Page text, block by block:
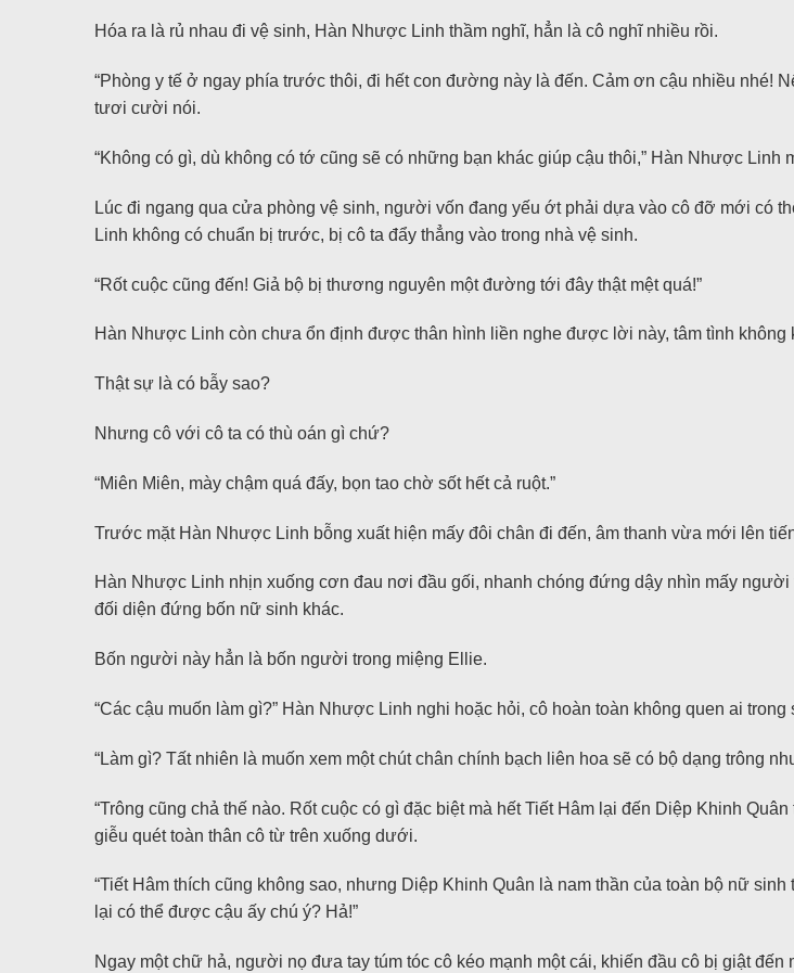
Hóa ra là rủ nhau đi vệ sinh, Hàn Nhược Linh thầm nghĩ, hẳn là cô nghĩ nhiều rồi.
“Phòng y tế ở ngay phía trước thôi, đi hết con đường này là đến. Cảm ơn cậu nhiều nhé!
tươi cười nói.
“Không có gì, dù không có tớ cũng sẽ có những bạn khác giúp cậu thôi,” Hàn Nhược Linh
Lúc đi ngang qua cửa phòng vệ sinh, người vốn đang yếu ớt phải dựa vào cô đỡ mới có
Linh không có chuẩn bị trước, bị cô ta đẩy thẳng vào trong nhà vệ sinh.
“Rốt cuộc cũng đến! Giả bộ bị thương nguyên một đường tới đây thật mệt quá!”
Hàn Nhược Linh còn chưa ổn định được thân hình liền nghe được lời này, tâm tình không
Thật sự là có bẫy sao?
Nhưng cô với cô ta có thù oán gì chứ?
“Miên Miên, mày chậm quá đấy, bọn tao chờ sốt hết cả ruột.”
Trước mặt Hàn Nhược Linh bỗng xuất hiện mấy đôi chân đi đến, âm thanh vừa mới lên
Hàn Nhược Linh nhịn xuống cơn đau nơi đầu gối, nhanh chóng đứng dậy nhìn mấy
đối diện đứng bốn nữ sinh khác.
Bốn người này hẳn là bốn người trong miệng Ellie.
“Các cậu muốn làm gì?” Hàn Nhược Linh nghi hoặc hỏi, cô hoàn toàn không quen ai
“Làm gì? Tất nhiên là muốn xem một chút chân chính bạch liên hoa sẽ có bộ dạng trông
“Trông cũng chả thế nào. Rốt cuộc có gì đặc biệt mà hết Tiết Hâm lại đến Diệp Khinh
giễu quét toàn thân cô từ trên xuống dưới.
“Tiết Hâm thích cũng không sao, nhưng Diệp Khinh Quân là nam thần của toàn bộ nữ
lại có thể được cậu ấy chú ý? Hả!”
Ngay một chữ hả, người nọ đưa tay túm tóc cô kéo mạnh một cái, khiến đầu cô bị giật